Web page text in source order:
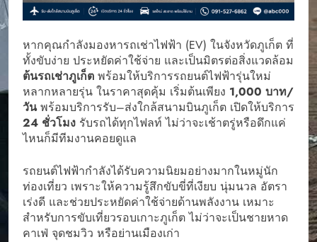
หากคุณกำลังมองหารถเช่าไฟฟ้า (EV) ในจังหวัดภูเก็ต ที่
ทั้งขับง่าย ประหยัดค่าใช้จ่าย และเป็นมิตรต่อสิ่งแวดล้อม
ต้นรถเช่าภูเก็ต พร้อมให้บริการรถยนต์ไฟฟ้ารุ่นใหม่
หลากหลายรุ่น ในราคาสุดคุ้ม เริ่มต้นเพียง 1,000 บาท/
วันพร้อมบริการรับ–ส่งใกล้สนามบินภูเก็ต เปิดให้บริการ
24 ชั่วโมง รับรถได้ทุกไฟลท์ ไม่ว่าจะเช้าตรู่หรือดึกแค่
ไหนก็มีทีมงานคอยดูแล
รถยนต์ไฟฟ้ากำลังได้รับความนิยมอย่างมากในหมู่นัก
ท่องเที่ยว เพราะให้ความรู้สึกขับขี่ที่เงียบ นุ่มนวล อัตรา
เร่งดี และช่วยประหยัดค่าใช้จ่ายด้านพลังงาน เหมาะ
สำหรับการขับเที่ยวรอบเกาะภูเก็ต ไม่ว่าจะเป็นชายหาด
คาเฟ่ จุดชมวิว หรือย่านเมืองเก่า